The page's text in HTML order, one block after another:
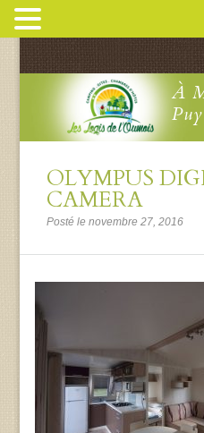
À
OLYMPUS
CAMERA
Posté le novembre 27, 2016